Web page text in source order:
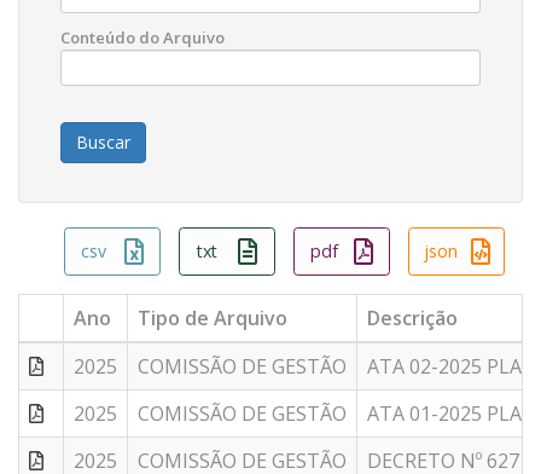
Conteúdo do Arquivo
csv txt pdf json
Ano Tipo de Arquivo
Descrição
2025
COMISSÃO DE GESTÃO
ATA 02-2025
2025
COMISSÃO DE GESTÃO
ATA 01-2025
2025
COMISSÃO DE GESTÃO
DECRETO Nº